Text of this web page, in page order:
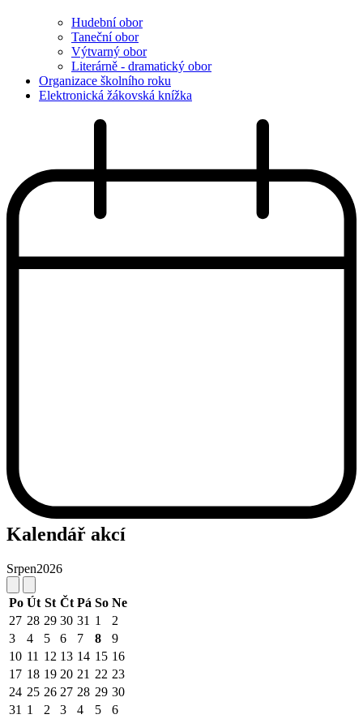
Hudební obor
Taneční obor
Výtvarný obor
Literárně - dramatický obor
Organizace školního roku
Elektronická žákovská knížka
Kalendář akcí
Srpen2026
Po Út St Čt Pá So Ne
27 28 29 30 31 1
2
3
4 5 6 7 8
9
10 11 12 13 14 15 16
17 18 19 20 21 22 23
24 25 26 27 28 29 30
31 1 2 3 4 5 6